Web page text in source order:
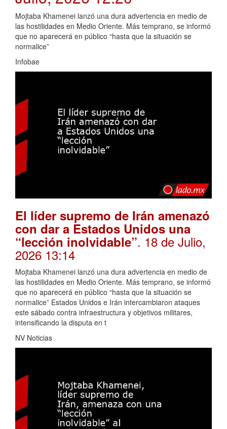
Mojtaba Khamenei lanzó una dura advertencia en medio de
las hostilidades en Medio Oriente. Más temprano, se informó
que no aparecerá en público “hasta que la situación se
normalice”
Infobae
El líder supremo de Irán amenazó
con dar a Estados Unidos una
“lección inolvidable”. 18 de Julio,
2026 13:14
Mojtaba Khamenei lanzó una dura advertencia en medio de
las hostilidades en Medio Oriente. Más temprano, se informó
que no aparecerá en público “hasta que la situación se
normalice” Estados Unidos e Irán intercambiaron ataques
este sábado contra infraestructura y objetivos militares,
intensificando la disputa en t
NV Noticias